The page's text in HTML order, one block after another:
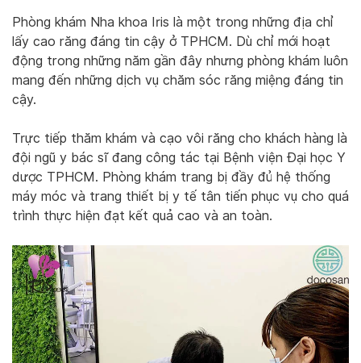
Phòng khám Nha khoa Iris là một trong những địa chỉ
lấy cao răng đáng tin cậy ở TPHCM. Dù chỉ mới hoạt
động trong những năm gần đây nhưng phòng khám luôn
mang đến những dịch vụ chăm sóc răng miệng đáng tin
cậy.
Trực tiếp thăm khám và cạo vôi răng cho khách hàng là
đội ngũ y bác sĩ đang công tác tại Bệnh viện Đại học Y
dược TPHCM. Phòng khám trang bị đầy đủ hệ thống
máy móc và trang thiết bị y tế tân tiến phục vụ cho quá
trình thực hiện đạt kết quả cao và an toàn.